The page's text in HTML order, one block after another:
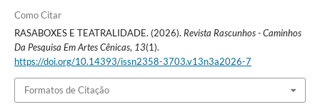
Como Citar
RASABOXES E TEATRALIDADE. (2026). Revista Rascunhos - Caminhos
Da Pesquisa Em Artes Cênicas, 13(1).
https://doi.org/10.14393/issn2358-3703.v13n3a2026-7
Formatos de Citação